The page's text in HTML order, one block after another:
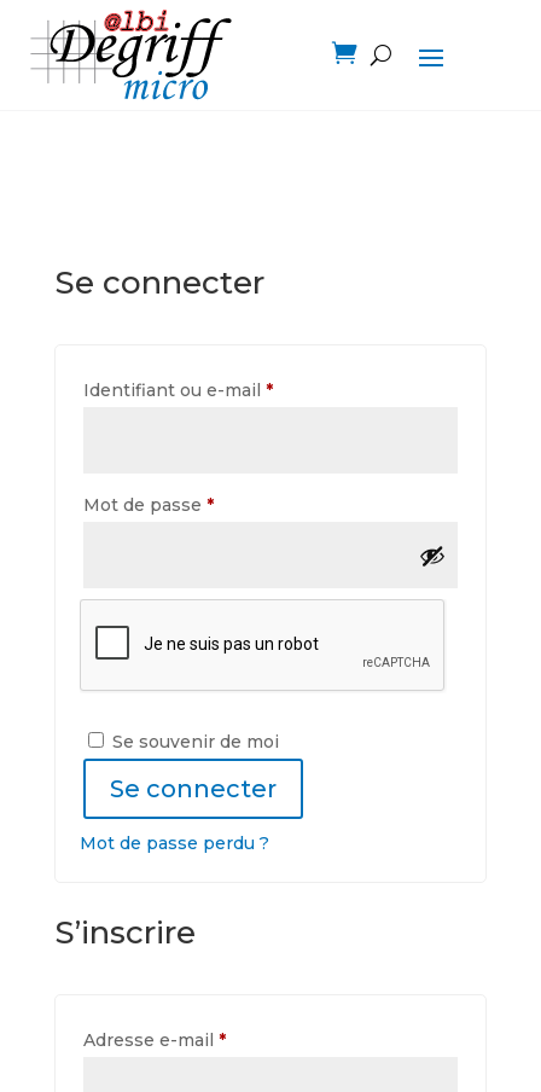

Se connecter
Identifiant ou e-mail *Obligatoire
Mot de passe *Obligatoire
Se souvenir de moi
Se connecter
Mot de passe perdu ?
S’inscrire
Adresse e-mail *Obligatoire